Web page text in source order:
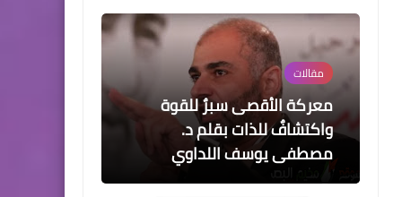
مقالات
معركة الأقصى سبرٌ للقوة
واكتشافٌ للذات بقلم د.
مصطفى يوسف اللداوي